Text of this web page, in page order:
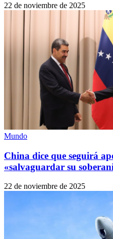
22 de noviembre de 2025
Mundo
China dice que seguirá
«salvaguardar su
22 de noviembre de 2025